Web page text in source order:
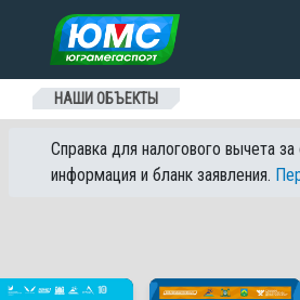
Перейти к содержанию
НАШИ ОБЪЕКТЫ
Справка для налогового вычета за
информация и бланк заявления.